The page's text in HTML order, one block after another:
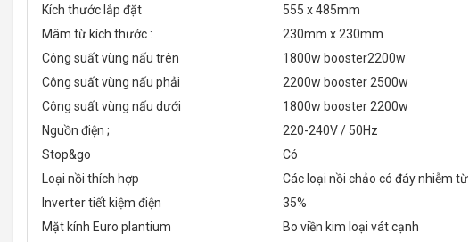
Kích thước lắp đặt
555 x 485mm
Mâm từ kích thước :
230mm x 230mm
Công suất vùng nấu trên
1800w booster2200w
Công suất vùng nấu phải
2200w booster 2500w
Công suất vùng nấu dưới
1800w booster 2200w
Nguồn điện ;
220-240V / 50Hz
Stop&go
Có
Loại nồi thích hợp
Các loại nồi chảo có đáy nhiễm từ
Inverter tiết kiệm điện
35%
Mặt kính Euro plantium
Bo viền kim loại vát cạnh